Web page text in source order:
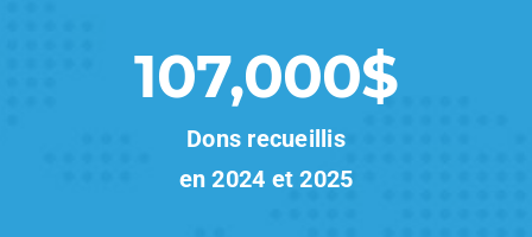
107,000$
Dons recueillis
en 2024 et 2025